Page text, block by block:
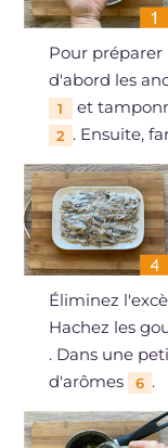
Pour préparer
d'abord les
1 et
2 . Ensuite,
Éliminez
Hachez les
. Dans une
d'arômes
6 .